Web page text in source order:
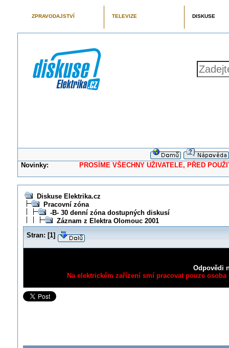
ZPRAVODAJSTVÍ TELEVIZE DISKUSE
Novinky: PROSÍME VŠECHNY UŽIVATELE, PŘED
Diskuse Elektrika.cz
Pracovní zóna
-B- 30 denní zóna dostupných diskusí
Záznam z Elektra Olomouc 2001
Stran: [1]
Odpovědi
Na elektrickém zařízení smí pracovat pouze